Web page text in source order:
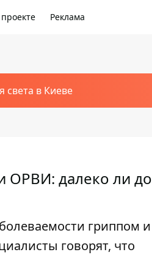
Реклама
света в Киеве
ОРВИ: далеко ли до
гриппом и
говорят, что